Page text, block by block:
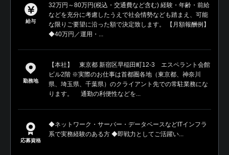
給与
32万円～80万円(税込・交通費など含む) 経験・年齢・前給
などを充分に考慮したうえで社会情勢なども踏まえ、可能
な限りご要望に沿った額で決定致します。 【月額報酬例】
◆40万円／運用・...
勤務地
【本社】 東京都 新宿区早稲田町12-3 エスペラント会館
ビル2階 ※実際のお仕事は首都圏各地（東京都、神奈川
県、埼玉県、千葉県）のクライアント先での常駐業務にな
ります。 通勤の利便性などを...
応募資格
◆ネットワーク・サーバー・データベースなどITインフラ
系で実務経験のある方 ◆即戦力としてご活躍い...